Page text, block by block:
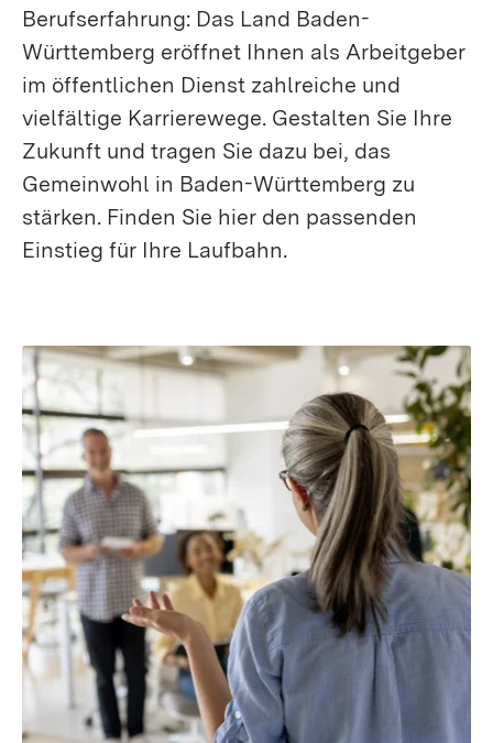
Berufserfahrung: Das Land Baden-
Württemberg eröffnet Ihnen als Arbeitgeber
im öffentlichen Dienst zahlreiche und
vielfältige Karrierewege. Gestalten Sie Ihre
Zukunft und tragen Sie dazu bei, das
Gemeinwohl in Baden-Württemberg zu
stärken. Finden Sie hier den passenden
Einstieg für Ihre Laufbahn.